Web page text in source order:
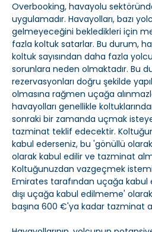
Overbooking, havayolu
uygulamadır. Havayolları, bazı
gelmeyeceğini bekledikleri için
fazla koltuk satarlar. Bu durum,
koltuk sayısından daha fazla
sorunlara neden olmaktadır. Bu
rezervasyonları doğru şekilde
olmasına rağmen uçağa
havayolları genellikle
sonraki bir zamanda uçmak
tazminat teklif edecektir.
kabul ederseniz, bu 'gönüllü
olarak kabul edilir ve tazminat
Koltuğunuzdan vazgeçmek
Emirates tarafından uçağa
dışı uçağa kabul edilmeme'
başına 600 €'ya kadar tazminat